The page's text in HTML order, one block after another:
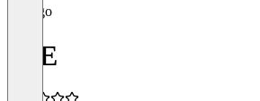
ICE